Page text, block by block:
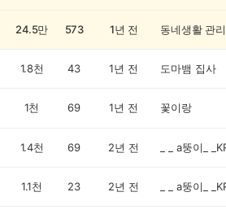
24.5만 573 1년 전 동네생활 관
1.8천 43 1년 전 도마뱀 집사
1천 69 1년 전 꽃이랑
1.4천 69 2년 전
1.1천 23 2년 전